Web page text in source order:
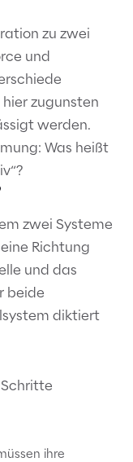
zu zwei
und
zugunsten
werden.
Was heißt
zwei Systeme
Richtung
und das
beide
diktiert
ihre